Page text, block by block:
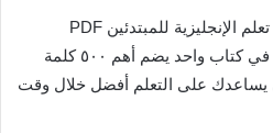
إذا كنت ترغب في تحميل كتب تعلم الإنجليزية للمبتدئين PDF
فيمكنك اختصار كل تلك الكتب في كتاب واحد يضم أهم ٥٠٠ كلمة
يساعدك على التعلم أفضل خلال وقت